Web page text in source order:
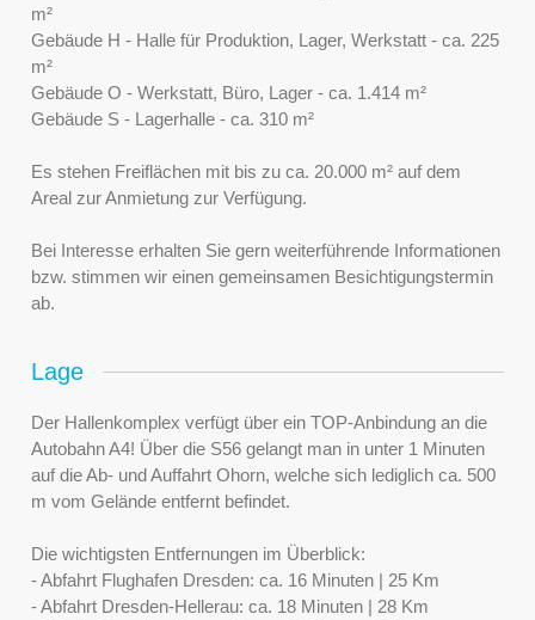
m²
Gebäude H - Halle für Produktion, Lager, Werkstatt - ca. 225
m²
Gebäude O - Werkstatt, Büro, Lager - ca. 1.414 m²
Gebäude S - Lagerhalle - ca. 310 m²
Es stehen Freiflächen mit bis zu ca. 20.000 m² auf dem
Areal zur Anmietung zur Verfügung.
Bei Interesse erhalten Sie gern weiterführende Informationen
bzw. stimmen wir einen gemeinsamen Besichtigungstermin
ab.
Lage
Der Hallenkomplex verfügt über ein TOP-Anbindung an die
Autobahn A4! Über die S56 gelangt man in unter 1 Minuten
auf die Ab- und Auffahrt Ohorn, welche sich lediglich ca. 500
m vom Gelände entfernt befindet.
Die wichtigsten Entfernungen im Überblick:
- Abfahrt Flughafen Dresden: ca. 16 Minuten | 25 Km
- Abfahrt Dresden-Hellerau: ca. 18 Minuten | 28 Km